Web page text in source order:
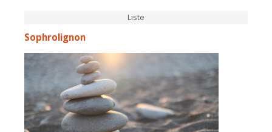
Liste
Sophrolignon